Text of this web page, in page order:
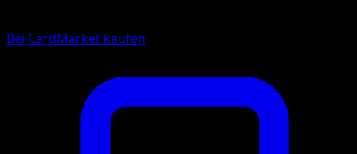
Bei CardMarket kaufen